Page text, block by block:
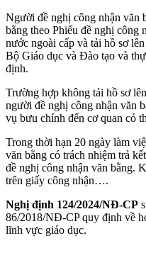
Người đề nghị công nhận văn
bằng theo Phiếu đề nghị công
nước ngoài cấp và tải hồ sơ
Bộ Giáo dục và Đào tạo và
định.
Trường hợp không tải hồ sơ
người đề nghị công nhận văn
vụ bưu chính đến cơ quan có
Trong thời hạn 20 ngày làm
văn bằng có trách nhiệm trả
đề nghị công nhận văn bằng.
trên giấy công nhận….
Nghị định 124/2024/NĐ-CP
86/2018/NĐ-CP quy định về
lĩnh vực giáo dục.